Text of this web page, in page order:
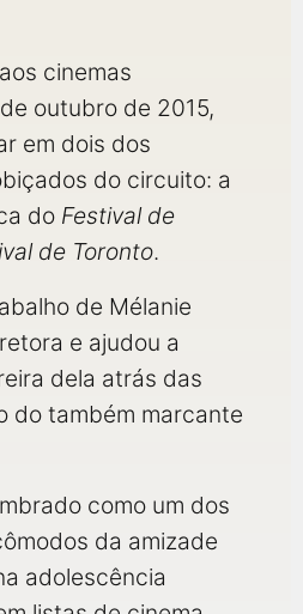
cinemas
outubro de 2015,
em dois dos
do circuito: a
do Festival de
de Toronto.
de Mélanie
e ajudou a
dela atrás das
do também marcante
como um dos
da amizade
adolescência